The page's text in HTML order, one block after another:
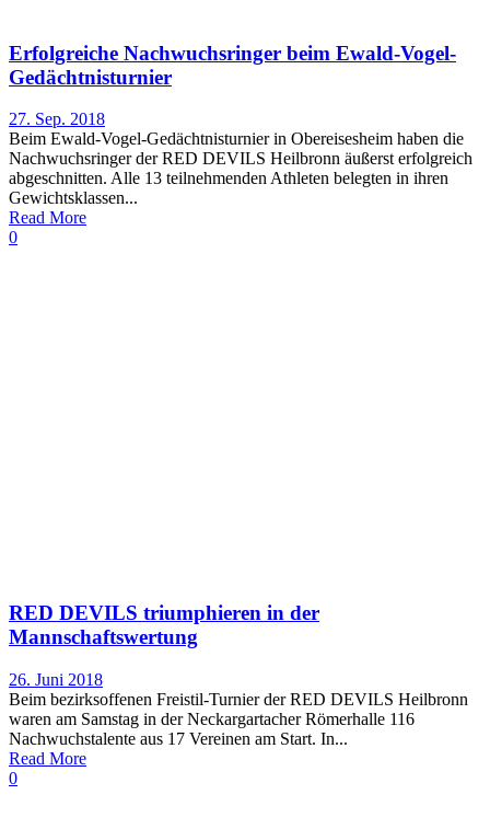
Erfolgreiche Nachwuchsringer beim Ewald-Vogel-
Gedächtnisturnier
27. Sep. 2018
Beim Ewald-Vogel-Gedächtnisturnier in Obereisesheim haben die
Nachwuchsringer der RED DEVILS Heilbronn äußerst erfolgreich
abgeschnitten. Alle 13 teilnehmenden Athleten belegten in ihren
Gewichtsklassen...
Read More
0
RED DEVILS triumphieren in der
Mannschaftswertung
26. Juni 2018
Beim bezirksoffenen Freistil-Turnier der RED DEVILS Heilbronn
waren am Samstag in der Neckargartacher Römerhalle 116
Nachwuchstalente aus 17 Vereinen am Start. In...
Read More
0